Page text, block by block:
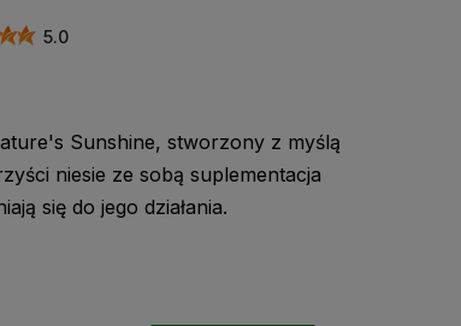
5.0
Sunshine, stworzony z myślą
niesie ze sobą suplementacja
się do jego działania.